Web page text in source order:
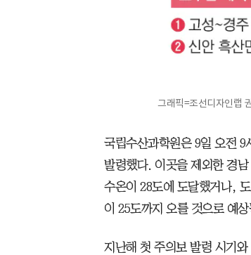
그래픽=조선디자인랩
국립수산과학원은 9일 오전
발령했다. 이곳을 제외한 경
수온이 28도에 도달했거나,
이 25도까지 오를 것으로 예
지난해 첫 주의보 발령 시기